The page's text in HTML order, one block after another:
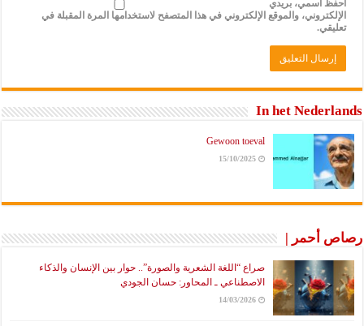
احفظ اسمي، بريدي
الإلكتروني، والموقع الإلكتروني في هذا المتصفح لاستخدامها المرة المقبلة في
تعليقي.
In het Nederlands
Gewoon toeval
15/10/2025
رصاص أحمر |
صراع “اللغة الشعرية والصورة”.. حوار بين الإنسان والذكاء
الاصطناعي ـ المحاور: حسان الجودي
14/03/2026